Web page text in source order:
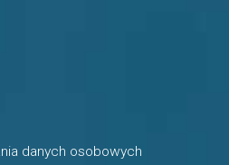
danych osobowych